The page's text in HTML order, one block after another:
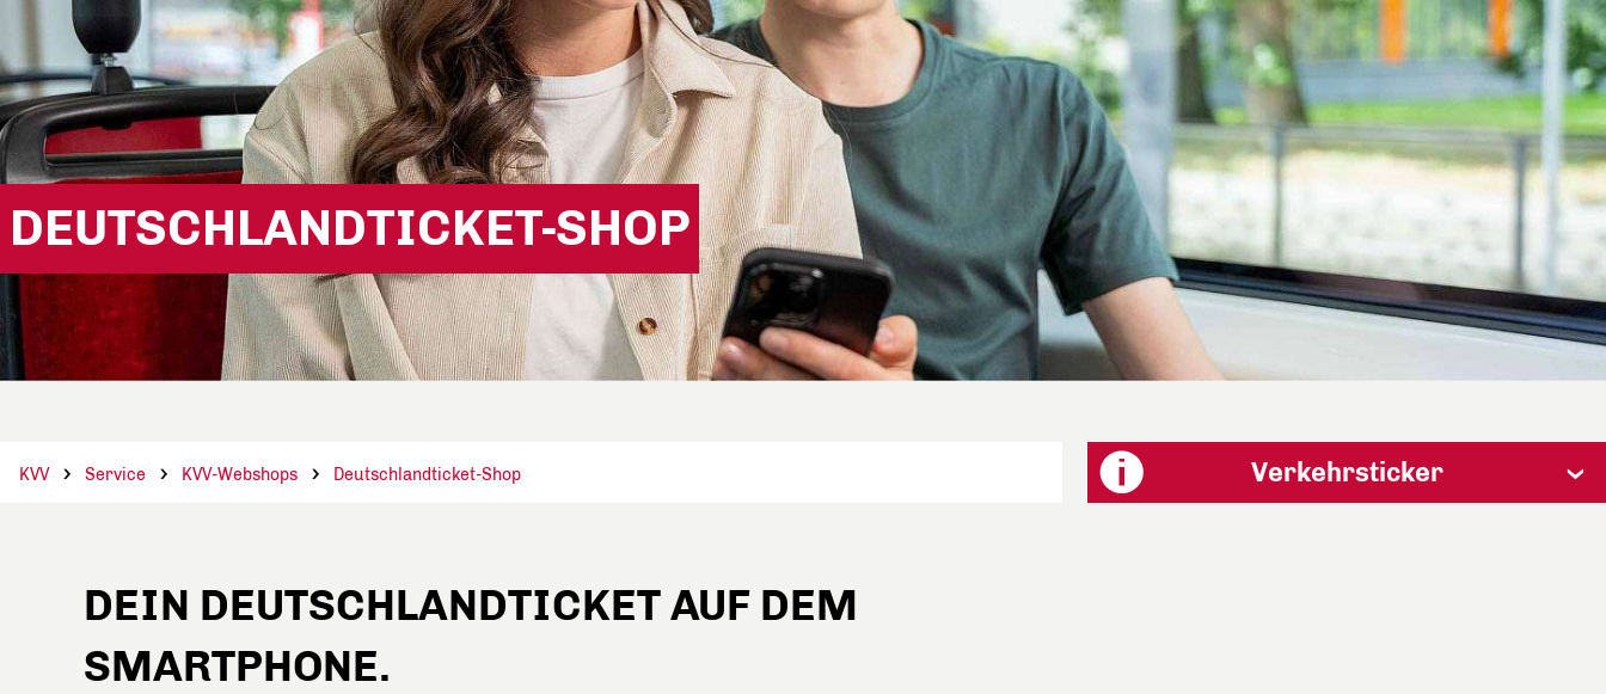
DEUTSCHLANDTICKET-SHOP
KVV Service KVV-Webshops Deutschlandticket-Shop
DEIN DEUTSCHLANDTICKET AUF DEM
SMARTPHONE.
Verkehrsticker